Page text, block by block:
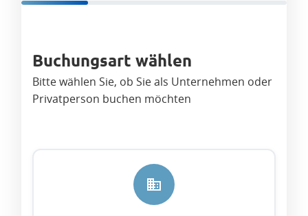
Buchungsart wählen
Bitte wählen Sie, ob Sie als Unternehmen oder
Privatperson buchen möchten